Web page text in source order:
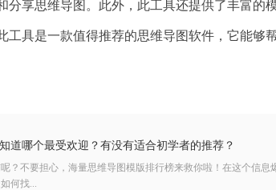
分享思维导图。此外，此工具还提供了丰富的
工具是一款值得推荐的思维导图软件，它能够
道哪个最受欢迎？有没有适合初学者的推荐？
？不要担心，海量思维导图模版排行榜来救你啦！在这个信息
何找...